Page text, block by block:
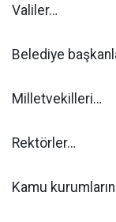
Valiler…
Belediye
Milletvekilleri…
Rektörler…
Kamu